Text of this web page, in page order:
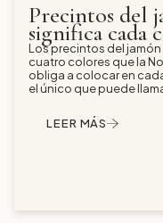
Precintos del
significa cada
Los precintos del
cuatro colores que la
obliga a colocar en
el único que puede
El precinto indica la
exacto de raza se lee
LEER MÁS